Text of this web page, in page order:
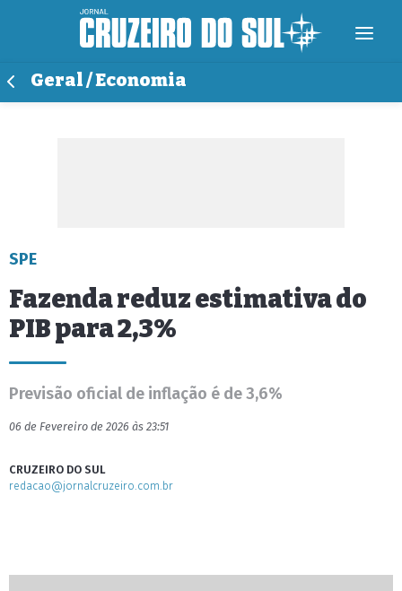
Geral / Economia
SPE
Fazenda reduz estimativa do
PIB para 2,3%
Previsão oficial de inflação é de 3,6%
06 de Fevereiro de 2026 às 23:51
CRUZEIRO DO SUL
redacao@jornalcruzeiro.com.br